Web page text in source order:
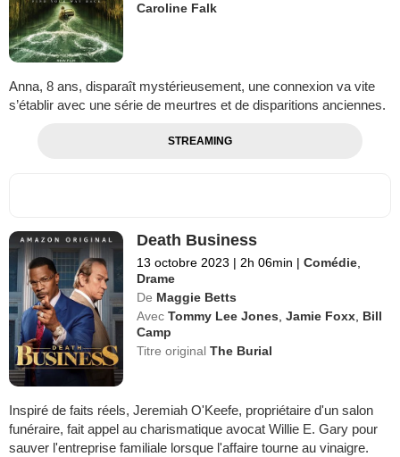
Caroline Falk
Anna, 8 ans, disparaît mystérieusement, une connexion va vite
s’établir avec une série de meurtres et de disparitions anciennes.
STREAMING
Death Business
13 octobre 2023 | 2h 06min | Comédie
Drame
De Maggie Betts
Avec Tommy Lee Jones ,Jamie Foxx Bill
Camp
Titre originalThe Burial
Inspiré de faits réels, Jeremiah O'Keefe, propriétaire d'un salon
funéraire, fait appel au charismatique avocat Willie E. Gary pour
sauver l'entreprise familiale lorsque l'affaire tourne au vinaigre.